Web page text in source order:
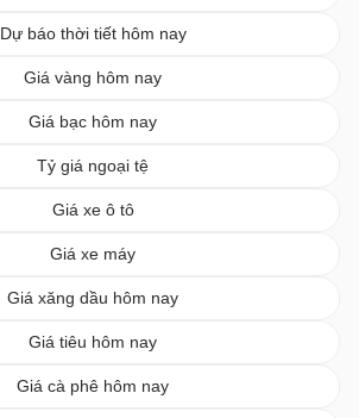
Dự báo thời tiết hôm nay
Giá vàng hôm nay
Giá bạc hôm nay
Tỷ giá ngoại tệ
Giá xe ô tô
Giá xe máy
Giá xăng dầu hôm nay
Giá tiêu hôm nay
Giá cà phê hôm nay